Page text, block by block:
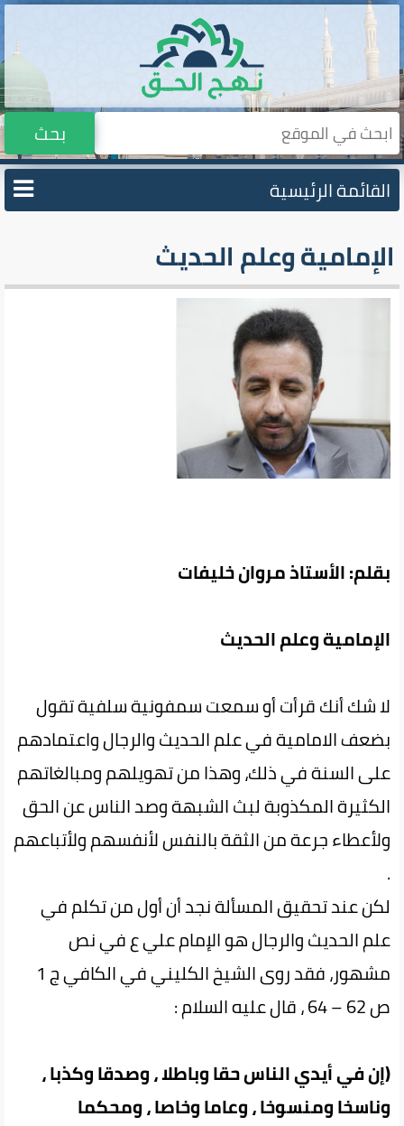
بحث
القائمة الرئيسية
الإمامية وعلم الحديث
بقلم: الأستاذ مروان خليفات
الإمامية وعلم الحديث
لا شك أنك قرأت أو سمعت سمفونية سلفية تقول
بضعف الامامية في علم الحديث والرجال واعتمادهم
على السنة في ذلك، وهذا من تهويلهم ومبالغاتهم
الكثيرة المكذوبة لبث الشبهة وصد الناس عن الحق
ولأعطاء جرعة من الثقة بالنفس لأنفسهم ولأتباعهم
.
لكن عند تحقيق المسألة نجد أن أول من تكلم في
علم الحديث والرجال هو الإمام علي ع في نص
مشهور، فقد روى الشيخ الكليني في الكافي ج 1
ص 62 – 64 ، قال عليه السلام :
(إن في أيدي الناس حقا وباطلا ، وصدقا وكذبا ،
وناسخا ومنسوخا ، وعاما وخاصا ، ومحكما